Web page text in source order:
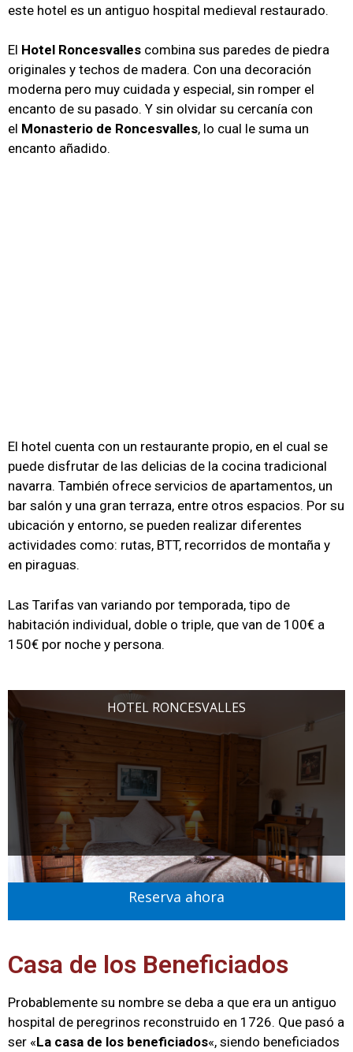
este hotel es un antiguo hospital medieval restaurado.
El Hotel Roncesvalles combina sus paredes de piedra
originales y techos de madera. Con una decoración
moderna pero muy cuidada y especial, sin romper el
encanto de su pasado. Y sin olvidar su cercanía con
el Monasterio de Roncesvalles, lo cual le suma un
encanto añadido.
El hotel cuenta con un restaurante propio, en el cual se
puede disfrutar de las delicias de la cocina tradicional
navarra. También ofrece servicios de apartamentos, un
bar salón y una gran terraza, entre otros espacios. Por su
ubicación y entorno, se pueden realizar diferentes
actividades como: rutas, BTT, recorridos de montaña y
en piraguas.
Las Tarifas van variando por temporada, tipo de
habitación individual, doble o triple, que van de 100€ a
150€ por noche y persona.
HOTEL RONCESVALLES
Reserva ahora
Casa de los Beneficiados
Probablemente su nombre se deba a que era un antiguo
hospital de peregrinos reconstruido en 1726. Que pasó a
ser «La casa de los beneficiados«, siendo beneficiados